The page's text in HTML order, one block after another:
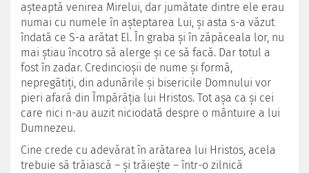
aşteaptă venirea Mirelui, dar jumătate dintre ele erau
numai cu numele în aşteptarea Lui, şi asta s-a văzut
îndată ce S-a arătat El. În graba şi în zăpăceala lor, nu
mai ştiau încotro să alerge şi ce să facă. Dar totul a
fost în zadar. Credincioşii de nume şi formă,
nepregătiţi, din adunările şi bisericile Domnului vor
pieri afară din Împărăţia lui Hristos. Tot aşa ca şi cei
care nici n-au auzit niciodată despre o mântuire a lui
Dumnezeu.
Cine crede cu adevărat în arătarea lui Hristos, acela
trebuie să trăiască – şi trăieşte – într-o zilnică